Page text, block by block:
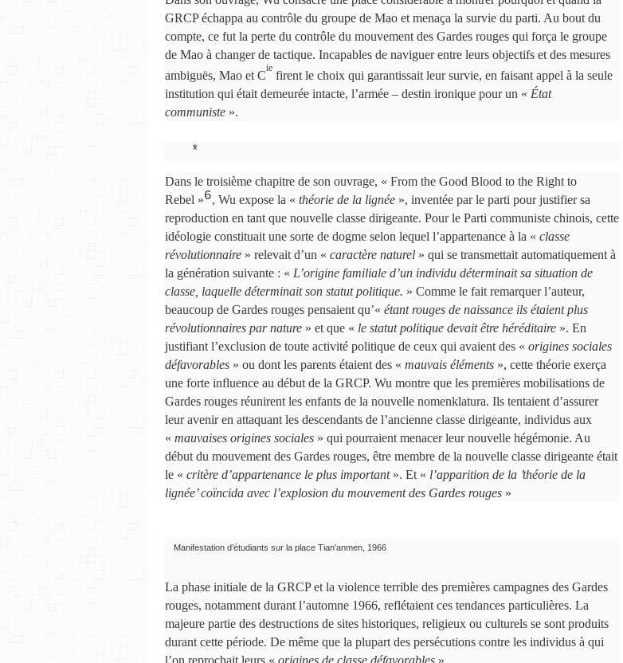
GRCP échappa au contrôle du groupe de Mao et menaça la survie du parti. Au bout du
compte, ce fut la perte du contrôle du mouvement des Gardes rouges qui força le groupe
de Mao à changer de tactique. Incapables de naviguer entre leurs objectifs et des mesures
ambiguës, Mao et C
ie
firent le choix qui garantissait leur survie, en faisant appel à la seule
institution qui était demeurée intacte, l’armée – destin ironique pour un « État
communiste ».
*
Dans le troisième chapitre de son ouvrage, « From the Good Blood to the Right to
Rebel »6, Wu expose la « théorie de la lignée », inventée par le parti pour justifier sa
reproduction en tant que nouvelle classe dirigeante. Pour le Parti communiste chinois, cette
idéologie constituait une sorte de dogme selon lequel l’appartenance à la « classe
révolutionnaire » relevait d’un « caractère naturel » qui se transmettait automatiquement à
la génération suivante : « L’origine familiale d’un individu déterminait sa situation de
classe, laquelle déterminait son statut politique. » Comme le fait remarquer l’auteur,
beaucoup de Gardes rouges pensaient qu’« étant rouges de naissance ils étaient plus
révolutionnaires par nature » et que « le statut politique devait être héréditaire ». En
justifiant l’exclusion de toute activité politique de ceux qui avaient des « origines sociales
défavorables » ou dont les parents étaient des « mauvais éléments », cette théorie exerça
une forte influence au début de la GRCP. Wu montre que les premières mobilisations de
Gardes rouges réunirent les enfants de la nouvelle nomenklatura. Ils tentaient d’assurer
leur avenir en attaquant les descendants de l’ancienne classe dirigeante, individus aux
« mauvaises origines sociales » qui pourraient menacer leur nouvelle hégémonie. Au
début du mouvement des Gardes rouges, être membre de la nouvelle classe dirigeante était
le « critère d’appartenance le plus important». Et « l’apparition de la ’théorie de la
lignée’ coïncida avec l’explosion du mouvement des Gardes rouges »
Manifestation d’étudiants sur la place Tian’anmen, 1966
La phase initiale de la GRCP et la violence terrible des premières campagnes des Gardes
rouges, notamment durant l’automne 1966, reflétaient ces tendances particulières. La
majeure partie des destructions de sites historiques, religieux ou culturels se sont produits
durant cette période. De même que la plupart des persécutions contre les individus à qui
l’on reprochait leurs « origines de classe défavorables ».